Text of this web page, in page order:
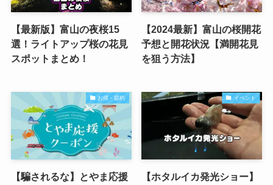
【最新版】富山の夜桜15
選！ライトアップ桜の花見
スポットまとめ！
【2024最新】富山の桜開花
予想と開花状況【満開花見
を狙う方法】
お得・節約
【騙されるな】とやま応援
イベント
【ホタルイカ発光ショー】